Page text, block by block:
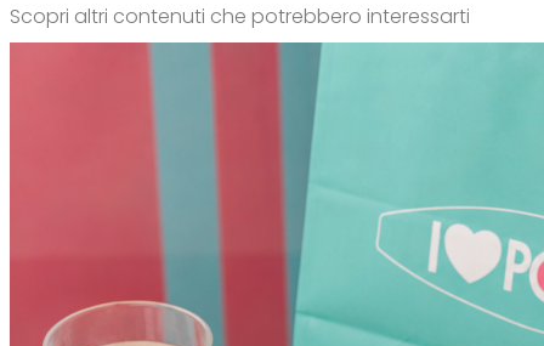
Scopri altri contenuti che potrebbero interessarti